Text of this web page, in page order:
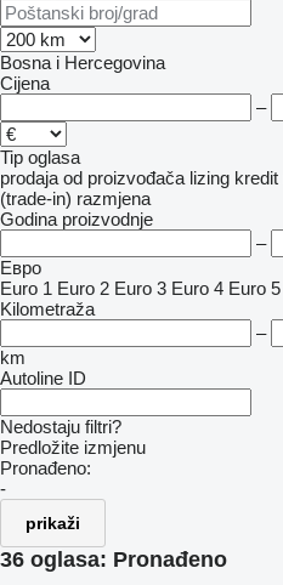
Bosna i Hercegovina
Cijena
–
Tip oglasa
prodaja od proizvođača lizing kredit
(trade-in) razmjena
Godina proizvodnje
–
Евро
Euro 1 Euro 2 Euro 3 Euro 4 Euro 5
Kilometraža
–
km
Autoline ID
Nedostaju filtri?
Predložite izmjenu
Pronađeno:
-
prikaži
36 oglasa: Pronađeno